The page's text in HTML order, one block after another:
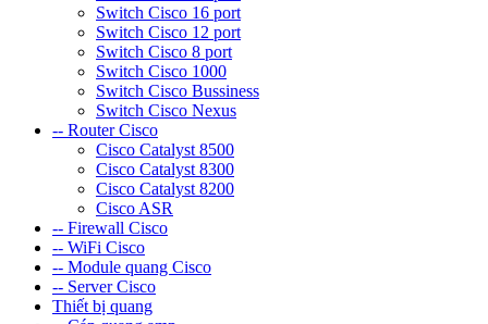
Switch Cisco 16 port
Switch Cisco 12 port
Switch Cisco 8 port
Switch Cisco 1000
Switch Cisco Bussiness
Switch Cisco Nexus
-- Router Cisco
Cisco Catalyst 8500
Cisco Catalyst 8300
Cisco Catalyst 8200
Cisco ASR
-- Firewall Cisco
-- WiFi Cisco
-- Module quang Cisco
-- Server Cisco
Thiết bị quang